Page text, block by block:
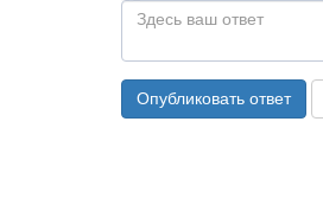
Опубликовать ответ